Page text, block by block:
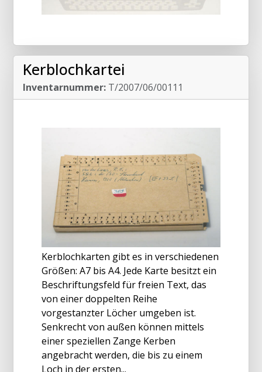
Kerblochkartei
Inventarnummer: T/2007/06/00111
Kerblochkarten gibt es in verschiedenen
Größen: A7 bis A4. Jede Karte besitzt ein
Beschriftungsfeld für freien Text, das
von einer doppelten Reihe
vorgestanzter Löcher umgeben ist.
Senkrecht von außen können mittels
einer speziellen Zange Kerben
angebracht werden, die bis zu einem
Loch in der ersten...